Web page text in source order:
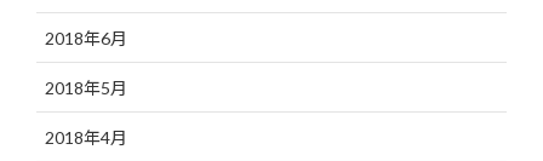
2018年6月
2018年5月
2018年4月